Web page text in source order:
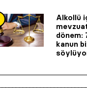
Alkollü
dönem:
kanun